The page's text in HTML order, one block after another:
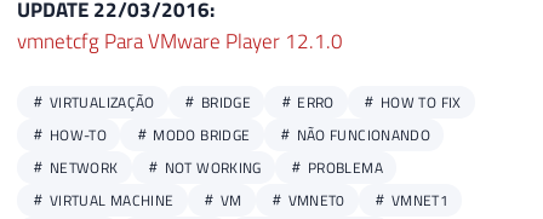
UPDATE 22/03/2016:
vmnetcfg Para VMware Player 12.1.0
VIRTUALIZAÇÃO BRIDGE ERRO
HOW TO FIX
HOW-TO
MODO BRIDGE
NÃO FUNCIONANDO
NETWORK
NOT WORKING
PROBLEMA
VIRTUAL MACHINE
VM VMNET0
VMNET1